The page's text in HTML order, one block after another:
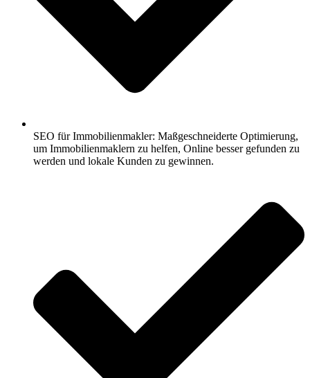
SEO für Immobilienmakler: Maßgeschneiderte Optimierung,
um Immobilienmaklern zu helfen, Online besser gefunden zu
werden und lokale Kunden zu gewinnen.